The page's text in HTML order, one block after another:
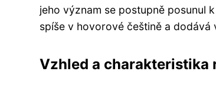
jeho význam se postupně posunul
spíše v hovorové češtině a dodává
Vzhled a charakteristika